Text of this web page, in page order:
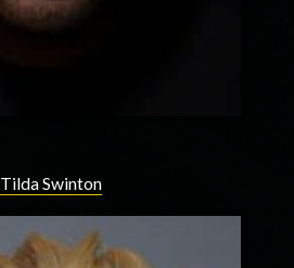
Tilda Swinton